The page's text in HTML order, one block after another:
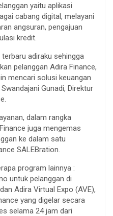
yaitu aplikasi
cabang digital, melayani
angsuran, pengajuan
kredit.
adiraku sehingga
pelanggan Adira Finance,
mencari solusi keuangan
Gunadi, Direktur
dalam rangka
juga mengemas
ke dalam satu
SALEBration.
program lainnya :
untuk pelanggan di
Adira Virtual Expo (AVE),
yang digelar secara
selama 24 jam dari